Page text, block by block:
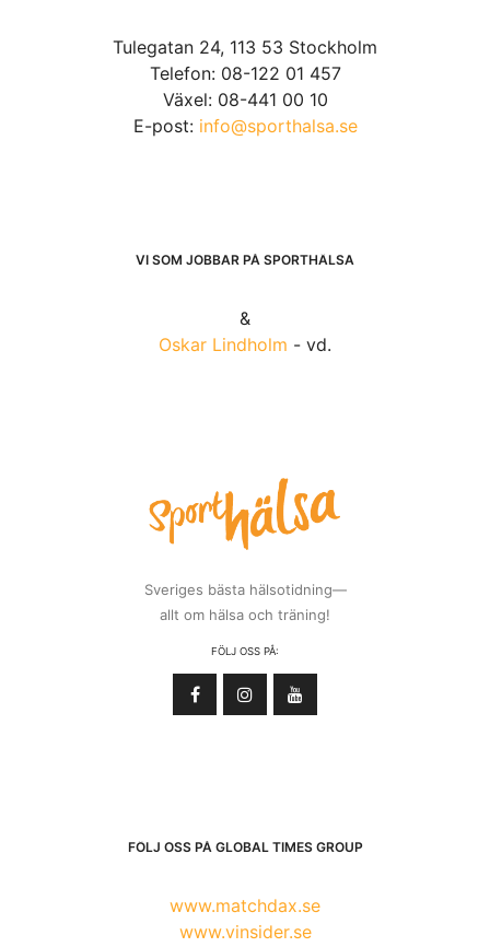
Tulegatan 24, 113 53 Stockholm
Telefon: 08-122 01 457
Växel: 08-441 00 10
E-post: info@sporthalsa.se
VI SOM JOBBAR PÅ SPORTHÄLSA
&
Oskar Lindholm - vd.
Sveriges bästa hälsotidning—
allt om hälsa och träning!
FÖLJ OSS PÅ:
FÖLJ OSS PÅ GLOBAL TIMES GROUP
www.matchdax.se
www.vinsider.se